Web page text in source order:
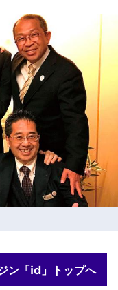
ン「id」トップへ